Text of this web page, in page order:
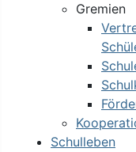
Gremien
Schulleben